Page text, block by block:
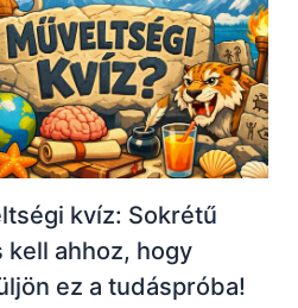
kvíz: Sokrétű
kell ahhoz, hogy
ez a tudáspróba!